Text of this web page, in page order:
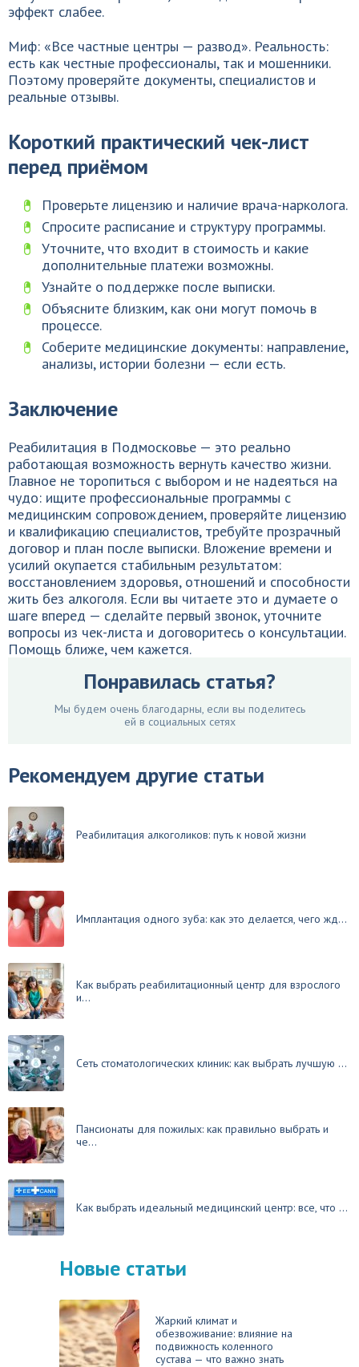
эффект слабее.
Миф: «Все частные центры — развод». Реальность:
есть как честные профессионалы, так и мошенники.
Поэтому проверяйте документы, специалистов и
реальные отзывы.
Короткий практический чек-лист
перед приёмом
Проверьте лицензию и наличие врача-нарколога.
Спросите расписание и структуру программы.
Уточните, что входит в стоимость и какие
дополнительные платежи возможны.
Узнайте о поддержке после выписки.
Объясните близким, как они могут помочь в
процессе.
Соберите медицинские документы: направление,
анализы, истории болезни — если есть.
Заключение
Реабилитация в Подмосковье — это реально
работающая возможность вернуть качество жизни.
Главное не торопиться с выбором и не надеяться на
чудо: ищите профессиональные программы с
медицинским сопровождением, проверяйте лицензию
и квалификацию специалистов, требуйте прозрачный
договор и план после выписки. Вложение времени и
усилий окупается стабильным результатом:
восстановлением здоровья, отношений и способности
жить без алкоголя. Если вы читаете это и думаете о
шаге вперед — сделайте первый звонок, уточните
вопросы из чек-листа и договоритесь о консультации.
Помощь ближе, чем кажется.
Понравилась статья?
Мы будем очень благодарны, если вы поделитесь
ей в социальных сетях
Рекомендуем другие статьи
Реабилитация алкоголиков: путь к новой жизни
Имплантация одного зуба: как это делается, чего жд...
Как выбрать реабилитационный центр для взрослого
и...
Сеть стоматологических клиник: как выбрать лучшую ...
Пансионаты для пожилых: как правильно выбрать и
че...
Как выбрать идеальный медицинский центр: все, что ...
Новые статьи
Жаркий климат и
обезвоживание: влияние на
подвижность коленного
сустава — что важно знать